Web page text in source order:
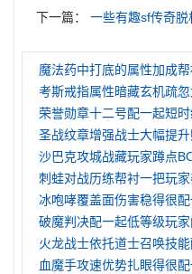
下一篇：一些有趣sf传奇
魔法药中打底的属性加成
考斯戒指属性暗藏玄机疏
荣誉勋章十二号配一起短
圣战纹章‌增强战士大幅提
沙巴克攻城战藏玩家蹲点
刺蛙对战历练帮衬一把玩
冰咆哮覆盖面伤害稳得很
破魔判决配一起低等级玩
火龙战士依托道士召唤技
血魔手攻速优势扎眼得很